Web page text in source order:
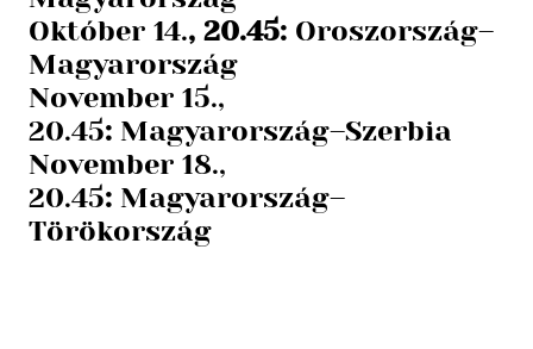
Október 14., 20.45: Oroszország–
Magyarország
November 15.,
20.45: Magyarország–Szerbia
November 18.,
20.45: Magyarország–
Törökország